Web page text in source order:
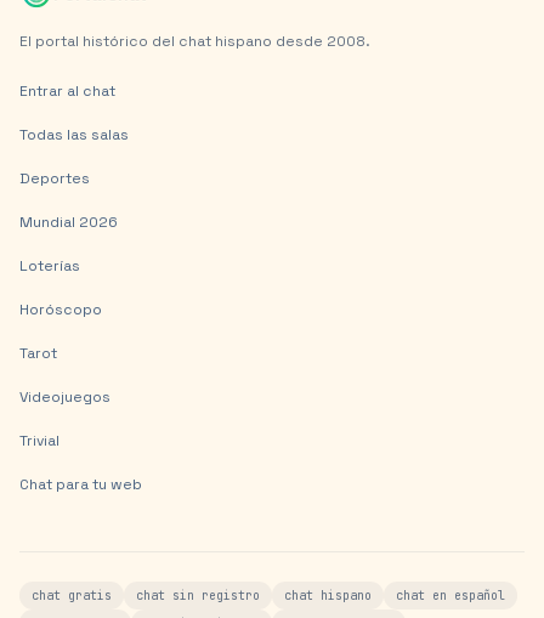
El portal histórico del chat hispano desde 2008.
Entrar al chat
Todas las salas
Deportes
Mundial 2026
Loterías
Horóscopo
Tarot
Videojuegos
Trivial
Chat para tu web
chat gratis chat sin registro chat hispano
chat en español